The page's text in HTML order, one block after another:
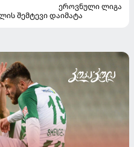
ᲔᲠᲝᲕᲜᲣᲚᲘ ᲚᲘᲒᲐ
შემტევი დაიმატა